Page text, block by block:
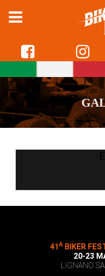
41 ABIKER
20-23
LIGNANO